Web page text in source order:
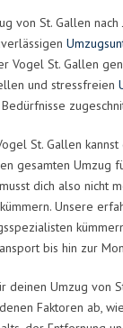
von St. Gallen
Vogel St. Gallen
und stressfreien
St. Gallen
gesamten Umzug
dich also nicht
Unsere
bis hin zur
deinen Umzug von
Faktoren ab,